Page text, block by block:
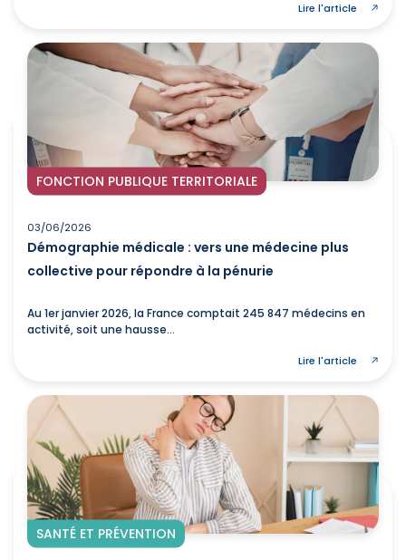
Lire l'article
FONCTION PUBLIQUE TERRITORIALE
03/06/2026
Démographie médicale : vers une médecine plus
collective pour répondre à la pénurie
Au 1er janvier 2026, la France comptait 245 847 médecins en
activité, soit une hausse...
Lire l'article
SANTÉ ET PRÉVENTION